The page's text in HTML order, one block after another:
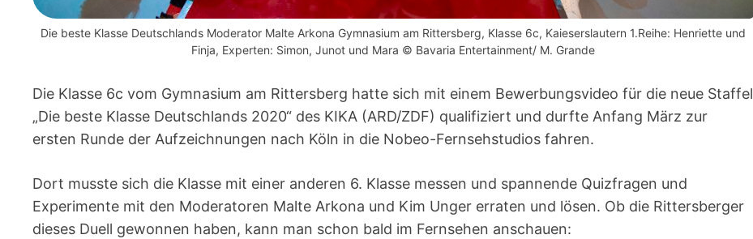
Die beste Klasse Deutschlands Moderator Malte Arkona Gymnasium am Rittersberg, Klasse 6c, Kaieserslautern 1.Reihe: Henriette und
Finja, Experten: Simon, Junot und Mara © Bavaria Entertainment/ M. Grande
Die Klasse 6c vom Gymnasium am Rittersberg hatte sich mit einem Bewerbungsvideo für die neue Staffel
„Die beste Klasse Deutschlands 2020“ des KIKA (ARD/ZDF) qualifiziert und durfte Anfang März zur
ersten Runde der Aufzeichnungen nach Köln in die Nobeo-Fernsehstudios fahren.
Dort musste sich die Klasse mit einer anderen 6. Klasse messen und spannende Quizfragen und
Experimente mit den Moderatoren Malte Arkona und Kim Unger erraten und lösen. Ob die Rittersberger
dieses Duell gewonnen haben, kann man schon bald im Fernsehen anschauen: